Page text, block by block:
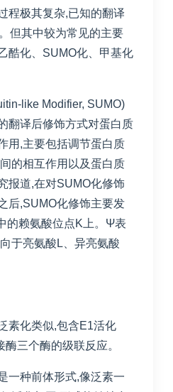
程极其复杂,已知的翻译
但其中较为常见的主要
酷化、SUMO化、甲基化
like Modifier, SUMO)
翻译后修饰方式对蛋白质
用,主要包括调节蛋白质
的相互作用以及蛋白质
报道,在对SUMO化修饰
后,SUMO化修饰主要发
的赖氨酸位点K上。Ψ表
于亮氨酸L、异亮氨酸
素化类似,包含E1活化
三个酶的级联反应。
一种前体形式,像泛素一